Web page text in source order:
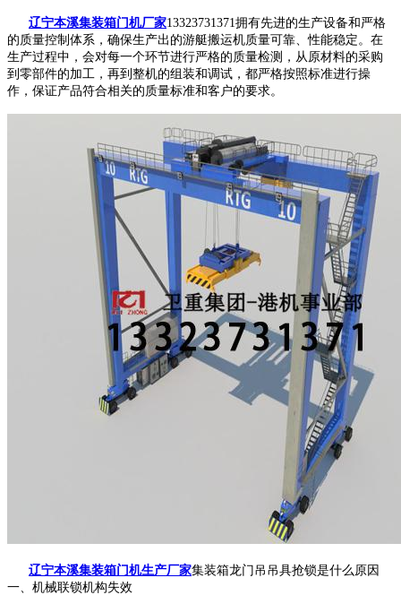
辽宁本溪集装箱门机厂家13323731371拥有先进的生产设备和严格
的质量控制体系，确保生产出的游艇搬运机质量可靠、性能稳定。在
生产过程中，会对每一个环节进行严格的质量检测，从原材料的采购
到零部件的加工，再到整机的组装和调试，都严格按照标准进行操
作，保证产品符合相关的质量标准和客户的要求。
辽宁本溪集装箱门机生产厂家集装箱龙门吊吊具抢锁是什么原因
一、机械联锁机构失效